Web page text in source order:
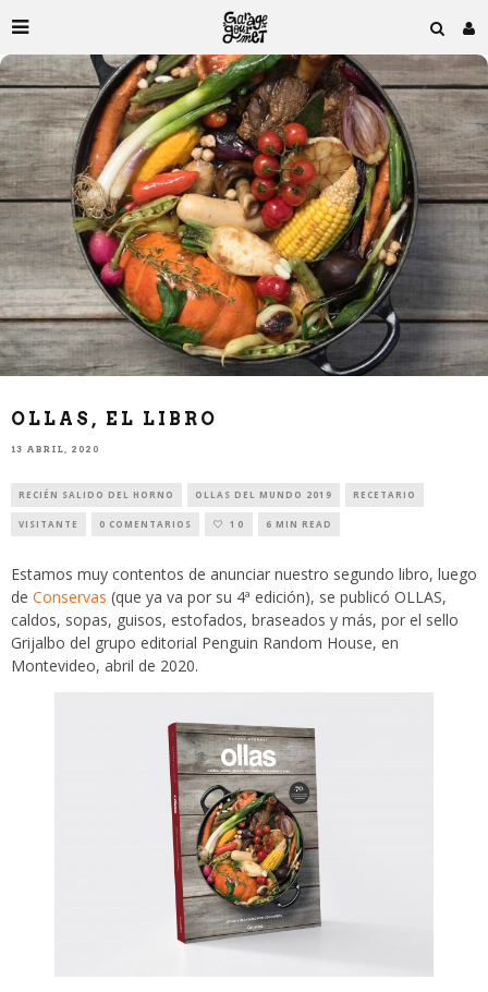
OLLAS, EL LIBRO
13 ABRIL, 2020
RECIÉN SALIDO DEL HORNO OLLAS DEL MUNDO 2019 RECETARIO
VISITANTE 0 COMENTARIOS 10 6 MIN READ
Estamos muy contentos de anunciar nuestro segundo libro, luego
de Conservas (que ya va por su 4ª edición), se publicó OLLAS,
caldos, sopas, guisos, estofados, braseados y más, por el sello
Grijalbo del grupo editorial Penguin Random House, en
Montevideo, abril de 2020.